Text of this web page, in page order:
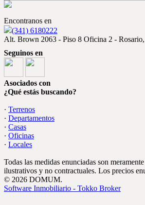
Encontranos en
(341) 6180222
Alt. Brown 2063 - Piso 8 Oficina 2 - Rosario,
Seguinos en
Asociados con
¿Qué estás buscando?
· Terrenos
· Departamentos
· Casas
· Oficinas
· Locales
Todas las medidas enunciadas son
ilustrativos y no contractuales. Los precios
© 2026 DOMUM.
Software Inmobiliario - Tokko Broker